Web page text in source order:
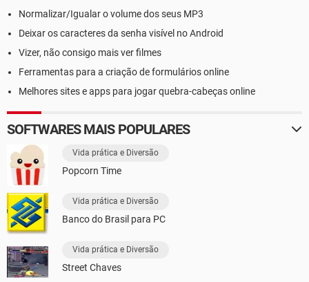
Normalizar/Igualar o volume dos seus MP3
Deixar os caracteres da senha visível no Android
Vizer, não consigo mais ver filmes
Ferramentas para a criação de formulários online
Melhores sites e apps para jogar quebra-cabeças online
SOFTWARES MAIS POPULARES
Vida prática e Diversão
Popcorn Time
Vida prática e Diversão
Banco do Brasil para PC
Vida prática e Diversão
Street Chaves